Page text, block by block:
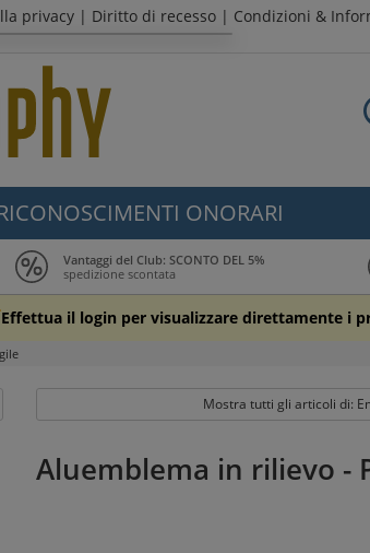
privacy | Diritto di recesso | Condizioni &
ONORARI
Vantaggi del Club: SCONTO DEL 5%
spedizione scontata
Effettua il login per visualizzare direttamente i
Mostra tutti gli articoli di:
Aluemblema in rilievo -